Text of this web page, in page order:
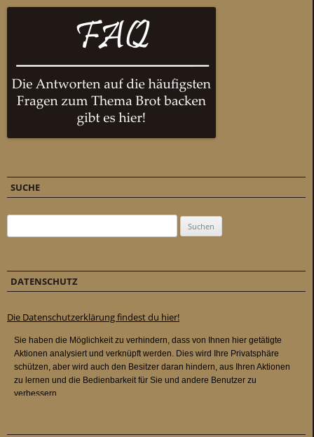
SUCHE
DATENSCHUTZ
Die Datenschutzerklärung findest du hier!